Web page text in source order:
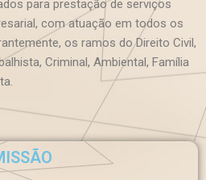
para prestação de serviços
com atuação em todos os
os ramos do Direito Civil,
Criminal, Ambiental, Família